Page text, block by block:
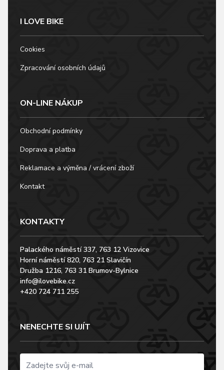
I LOVE BIKE
Cookies
Zpracování osobních údajů
ON-LINE NÁKUP
Obchodní podmínky
Doprava a platba
Reklamace a výměna / vrácení zboží
Kontakt
KONTAKTY
Palackého náměstí 337, 763 12 Vizovice
Horní náměstí 820, 763 21 Slavičín
Družba 1216, 763 31 Brumov-Bylnice
info@ilovebike.cz
+420 724 711 255
NENECHTE SI UJÍT